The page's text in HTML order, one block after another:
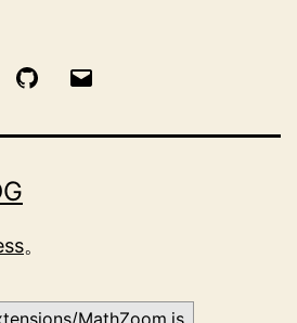
MathZoom.js
GitHub
。